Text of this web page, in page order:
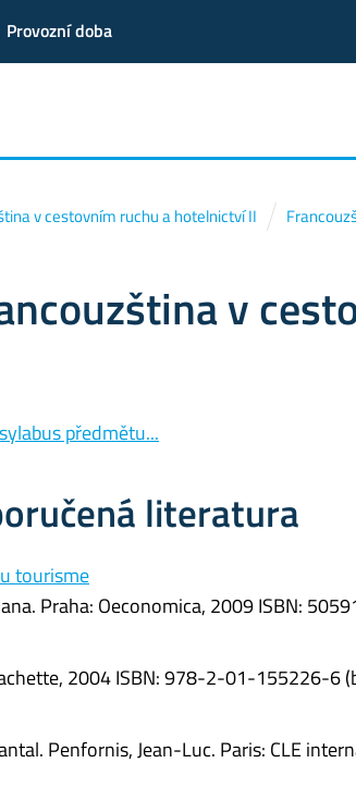
Provozní doba
v cestovním ruchu a hotelnictví II
v
předmětu...
literatura
tourisme
Praha: Oeconomica, 2009 ISBN:
2004 ISBN: 978-2-01-155226-6
Penfornis, Jean-Luc. Paris: CLE